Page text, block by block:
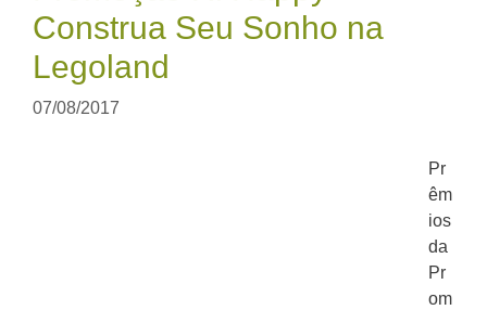
Construa Seu Sonho na
Legoland
07/08/2017
Pr
êm
ios
da
Pr
om